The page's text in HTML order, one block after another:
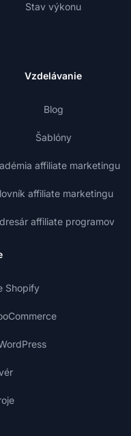
Stav výkonu
Vzdelávanie
Blog
Šablóny
affiliate marketingu
affiliate marketingu
affiliate programov
Shopify